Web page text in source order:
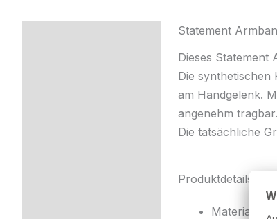
Statement
Dieses Statement
Die synthetischen
am Handgelenk.
angenehm
Die tatsächliche
Produktdetails
Material: